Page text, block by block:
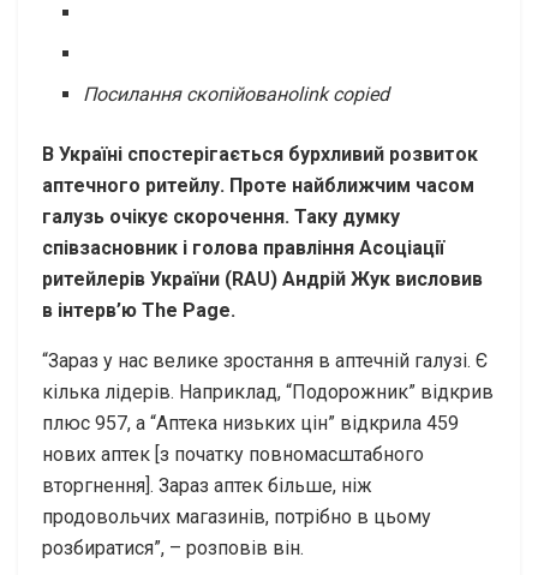
Посилання скопійованоlink copied
В Україні спостерігається бурхливий розвиток
аптечного ритейлу. Проте найближчим часом
галузь очікує скорочення. Таку думку
співзасновник і голова правління Асоціації
ритейлерів України (RAU) Андрій Жук висловив
в інтерв’ю The Page.
“Зараз у нас велике зростання в аптечній галузі. Є
кілька лідерів. Наприклад, “Подорожник” відкрив
плюс 957, а “Аптека низьких цін” відкрила 459
нових аптек [з початку повномасштабного
вторгнення]. Зараз аптек більше, ніж
продовольчих магазинів, потрібно в цьому
розбиратися”, – розповів він.